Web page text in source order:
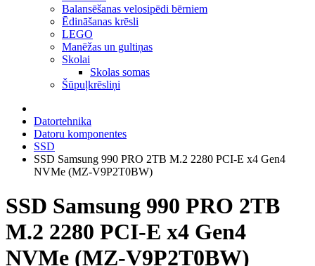
Balansēšanas velosipēdi bērniem
Ēdināšanas krēsli
LEGO
Manēžas un gultiņas
Skolai
Skolas somas
Šūpuļkrēsliņi
Datortehnika
Datoru komponentes
SSD
SSD Samsung 990 PRO 2TB M.2 2280 PCI-E x4 Gen4
NVMe (MZ-V9P2T0BW)
SSD Samsung 990 PRO 2TB
M.2 2280 PCI-E x4 Gen4
NVMe (MZ-V9P2T0BW)